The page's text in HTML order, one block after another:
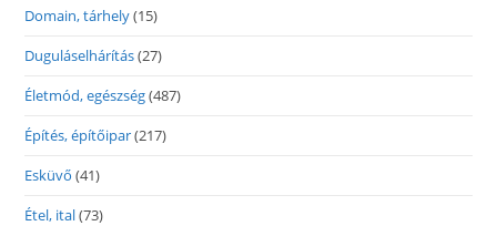
Domain, tárhely(15)
Duguláselhárítás(27)
Életmód, egészség(487)
Építés, építőipar(217)
Esküvő (41)
Étel, ital(73)